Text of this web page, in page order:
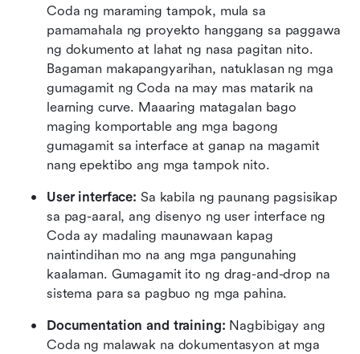
Coda ng maraming tampok, mula sa
pamamahala ng proyekto hanggang sa paggawa
ng dokumento at lahat ng nasa pagitan nito.
Bagaman makapangyarihan, natuklasan ng mga
gumagamit ng Coda na may mas matarik na
learning curve. Maaaring matagalan bago
maging komportable ang mga bagong
gumagamit sa interface at ganap na magamit
nang epektibo ang mga tampok nito.
User interface: Sa kabila ng paunang pagsisikap
sa pag-aaral, ang disenyo ng user interface ng
Coda ay madaling maunawaan kapag
naintindihan mo na ang mga pangunahing
kaalaman. Gumagamit ito ng drag-and-drop na
sistema para sa pagbuo ng mga pahina.
Documentation and training: Nagbibigay ang
Coda ng malawak na dokumentasyon at mga